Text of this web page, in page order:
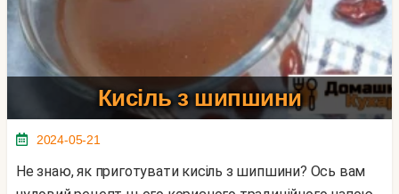
Кисіль з шипшини
2024-05-21
Не знаю, як приготувати кисіль з шипшини? Ось вам